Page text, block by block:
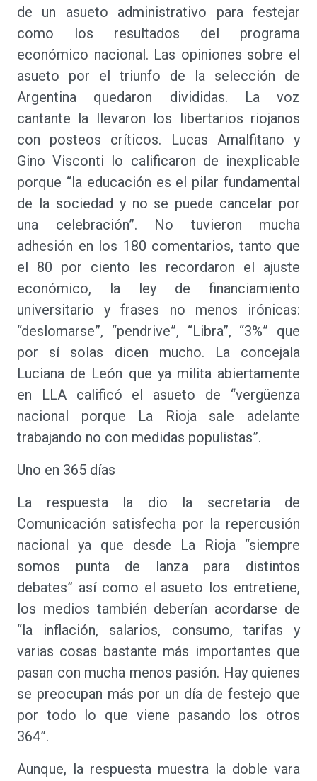
de un asueto administrativo para festejar
como los resultados del programa
económico nacional. Las opiniones sobre el
asueto por el triunfo de la selección de
Argentina quedaron divididas. La voz
cantante la llevaron los libertarios riojanos
con posteos críticos. Lucas Amalfitano y
Gino Visconti lo calificaron de inexplicable
porque “la educación es el pilar fundamental
de la sociedad y no se puede cancelar por
una celebración”. No tuvieron mucha
adhesión en los 180 comentarios, tanto que
el 80 por ciento les recordaron el ajuste
económico, la ley de financiamiento
universitario y frases no menos irónicas:
“deslomarse”, “pendrive”, “Libra”, “3%” que
por sí solas dicen mucho. La concejala
Luciana de León que ya milita abiertamente
en LLA calificó el asueto de “vergüenza
nacional porque La Rioja sale adelante
trabajando no con medidas populistas”.
Uno en 365 días
La respuesta la dio la secretaria de
Comunicación satisfecha por la repercusión
nacional ya que desde La Rioja “siempre
somos punta de lanza para distintos
debates” así como el asueto los entretiene,
los medios también deberían acordarse de
“la inflación, salarios, consumo, tarifas y
varias cosas bastante más importantes que
pasan con mucha menos pasión. Hay quienes
se preocupan más por un día de festejo que
por todo lo que viene pasando los otros
364”.
Aunque, la respuesta muestra la doble vara